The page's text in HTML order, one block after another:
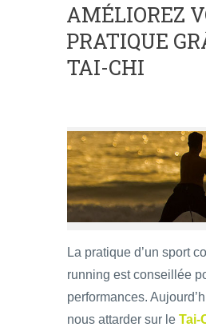
AMÉLIOREZ
PRATIQUE
TAI-CHI
La pratique d’un sport
running est conseillée
performances.
nous attarder sur le Tai-